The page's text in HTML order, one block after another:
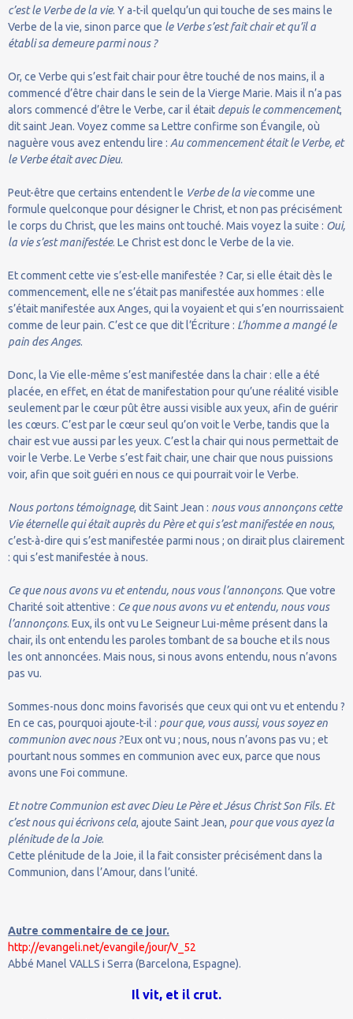
c’est le Verbe de la vie. Y a-t-il quelqu’un qui touche de ses mains le
Verbe de la vie, sinon parce que le Verbe s’est fait chair et qu’il a
établi sa demeure parmi nous ?
Or, ce Verbe qui s’est fait chair pour être touché de nos mains, il a
commencé d’être chair dans le sein de la Vierge Marie. Mais il n’a pas
alors commencé d’être le Verbe, car il était depuis le commencement,
dit saint Jean. Voyez comme sa Lettre confirme son Évangile, où
naguère vous avez entendu lire : Au commencement était le Verbe, et
le Verbe était avec Dieu.
Peut-être que certains entendent le Verbe de la viecomme une
formule quelconque pour désigner le Christ, et non pas précisément
le corps du Christ, que les mains ont touché. Mais voyez la suite : Oui,
la vie s’est manifestée. Le Christ est donc le Verbe de la vie.
Et comment cette vie s’est-elle manifestée ? Car, si elle était dès le
commencement, elle ne s’était pas manifestée aux hommes : elle
s’était manifestée aux Anges, qui la voyaient et qui s’en nourrissaient
comme de leur pain. C’est ce que dit l’Écriture : L’homme a mangé le
pain des Anges.
Donc, la Vie elle-même s’est manifestée dans la chair : elle a été
placée, en effet, en état de manifestation pour qu’une réalité visible
seulement par le cœur pût être aussi visible aux yeux, afin de guérir
les cœurs. C’est par le cœur seul qu’on voit le Verbe, tandis que la
chair est vue aussi par les yeux. C’est la chair qui nous permettait de
voir le Verbe. Le Verbe s’est fait chair, une chair que nous puissions
voir, afin que soit guéri en nous ce qui pourrait voir le Verbe.
Nous portons témoignage, dit Saint Jean : nous vous annonçons cette
Vie éternelle qui était auprès du Père et qui s’est manifestée en nous,
c’est-à-dire qui s’est manifestée parmi nous ; on dirait plus clairement
: qui s’est manifestée à nous.
Ce que nous avons vu et entendu, nous vous l’annonçons. Que votre
Charité soit attentive : Ce que nous avons vu et entendu, nous vous
l’annonçons. Eux, ils ont vu Le Seigneur Lui-même présent dans la
chair, ils ont entendu les paroles tombant de sa bouche et ils nous
les ont annoncées. Mais nous, si nous avons entendu, nous n’avons
pas vu.
Sommes-nous donc moins favorisés que ceux qui ont vu et entendu ?
En ce cas, pourquoi ajoute-t-il : pour que, vous aussi, vous soyez en
communion avec nous ?Eux ont vu ; nous, nous n’avons pas vu ; et
pourtant nous sommes en communion avec eux, parce que nous
avons une Foi commune.
Et notre Communion est avec Dieu Le Père et Jésus Christ Son Fils. Et
c’est nous qui écrivons cela, ajoute Saint Jean, pour que vous ayez la
plénitude de la Joie.
Cette plénitude de la Joie, il la fait consister précisément dans la
Communion, dans l’Amour, dans l’unité.
Autre commentaire de ce jour.
http://evangeli.net/evangile/jour/V_52
Abbé Manel VALLS i Serra (Barcelona, Espagne).
Il vit, et il crut.